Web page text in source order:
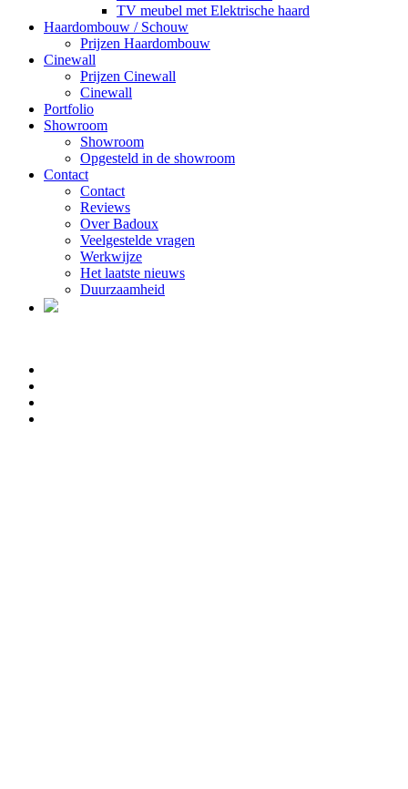
TV meubel met Elektrische haard
Haardombouw / Schouw
Prijzen Haardombouw
Cinewall
Prijzen Cinewall
Cinewall
Portfolio
Showroom
Showroom
Opgesteld in de showroom
Contact
Contact
Reviews
Over Badoux
Veelgestelde vragen
Werkwijze
Het laatste nieuws
Duurzaamheid